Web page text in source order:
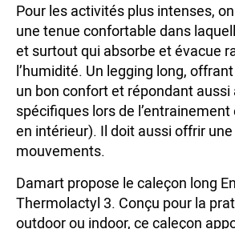
Pour les activités plus intenses,
une tenue confortable dans
et surtout qui absorbe et évacue
l’humidité. Un legging long,
un bon confort et répondant aussi
spécifiques lors de
en intérieur). Il doit aussi offrir
mouvements.
Damart propose le caleçon long
Thermolactyl 3. Conçu pour la
outdoor ou indoor, ce caleçon